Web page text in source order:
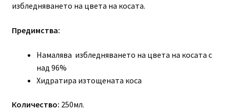
избледняването на цвета на косата.
Предимства:
Намалява избледняването на цвета на косата с
над 96%
Хидратира изтощената коса
Количество: 250мл.